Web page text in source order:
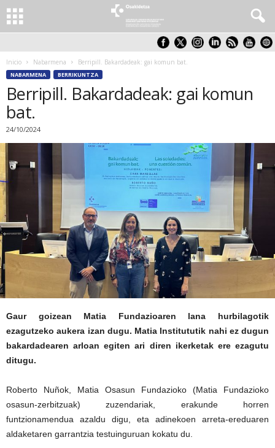
Inicio Nabarmena Berripill. Bakardadeak: gai komun bat.
NABARMENA BERRIKUNTZA
Berripill. Bakardadeak: gai komun
bat.
24/10/2024
Gaur goizean Matia Fundazioaren lana hurbilagotik
ezagutzeko aukera izan dugu. Matia Institututik nahi ez dugun
bakardadearen arloan egiten ari diren ikerketak ere ezagutu
ditugu.
Roberto Nuñok, Matia Osasun Fundazioko (Matia Fundazioko
osasun-zerbitzuak) zuzendariak, erakunde horren
funtzionamendua azaldu digu, eta adinekoen arreta-ereduaren
aldaketaren garrantzia testuinguruan kokatu du.